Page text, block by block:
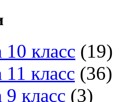
класс (19)
класс (36)
класс (3)